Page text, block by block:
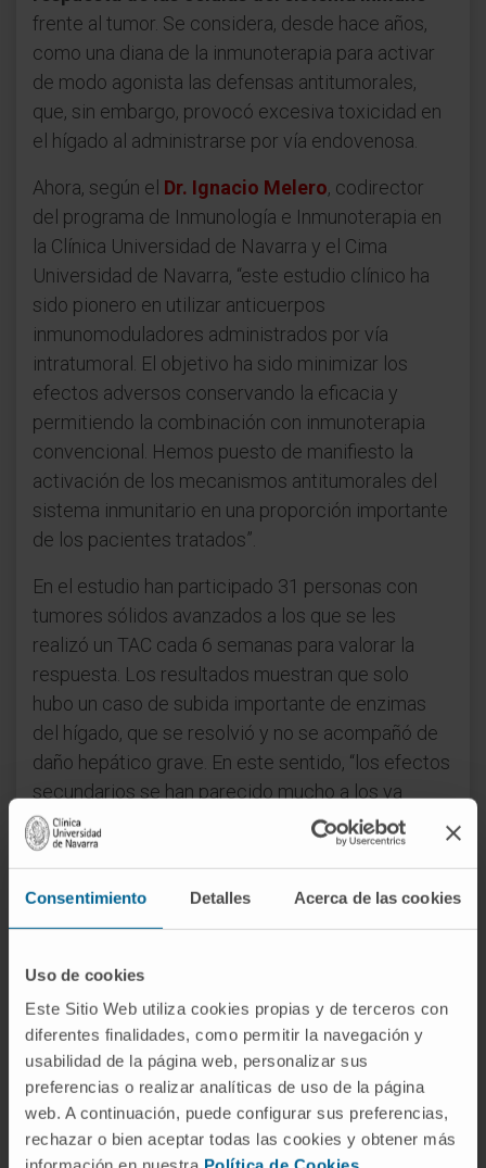
Consentimiento Detalles Acerca de las cookies
Uso de cookies
Este Sitio Web utiliza cookies propias y de terceros con
diferentes finalidades, como permitir la navegación y
usabilidad de la página web, personalizar sus
preferencias o realizar analíticas de uso de la página
web. A continuación, puede configurar sus preferencias,
rechazar o bien aceptar todas las cookies y obtener más
frente al tumor. Se considera, desde hace años,
como una diana de la inmunoterapia para activar
de modo agonista las defensas antitumorales,
que, sin embargo, provocó excesiva toxicidad en
el hígado al administrarse por vía endovenosa.
Ahora, según el Dr. Ignacio Melero, codirector
del programa de Inmunología e Inmunoterapia en
la Clínica Universidad de Navarra y el Cima
Universidad de Navarra, “este estudio clínico ha
sido pionero en utilizar anticuerpos
inmunomoduladores administrados por vía
intratumoral. El objetivo ha sido minimizar los
efectos adversos conservando la eficacia y
permitiendo la combinación con inmunoterapia
convencional. Hemos puesto de manifiesto la
activación de los mecanismos antitumorales del
sistema inmunitario en una proporción importante
de los pacientes tratados”.
En el estudio han participado 31 personas con
tumores sólidos avanzados a los que se les
realizó un TAC cada 6 semanas para valorar la
respuesta. Los resultados muestran que solo
hubo un caso de subida importante de enzimas
del hígado, que se resolvió y no se acompañó de
daño hepático grave. En este sentido, “los efectos
secundarios se han parecido mucho a los ya
conocidos de nivolumab, por lo que es algo
asumible desde el punto de vista de la seguridad”,
Además, en los 31 pacientes tratados hubo dos
claramente, mientras que otras 19 tuvieron
enfermedad estable, es decir, que el tumor no
creció durante este tiempo. Esto supone que la
tasa de control de la enfermedad ha sido,
aproximadamente, del 68%.
Enfoque multidisciplinar